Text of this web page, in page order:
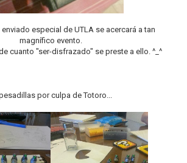
especial de UTLA se acercará a tan
magnífico evento.
cuanto "ser-disfrazado" se preste a ello. ^_^
por culpa de Totoro...